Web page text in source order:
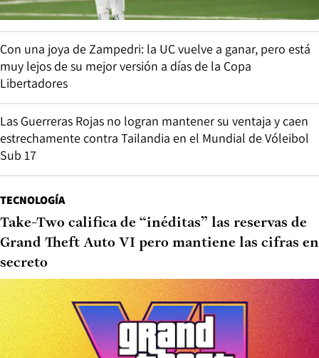
Con una joya de Zampedri: la UC vuelve a ganar, pero está
muy lejos de su mejor versión a días de la Copa
Libertadores
Las Guerreras Rojas no logran mantener su ventaja y caen
estrechamente contra Tailandia en el Mundial de Vóleibol
Sub 17
TECNOLOGÍA
Take-Two califica de “inéditas” las reservas de
Grand Theft Auto VI pero mantiene las cifras en
secreto